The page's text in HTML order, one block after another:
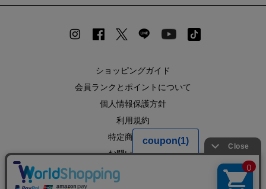
ショッピングガイド
会員ランクとポイントについて
個人情報保護方針
利用規約
特定商取引法
お問い合わせ
企業情報